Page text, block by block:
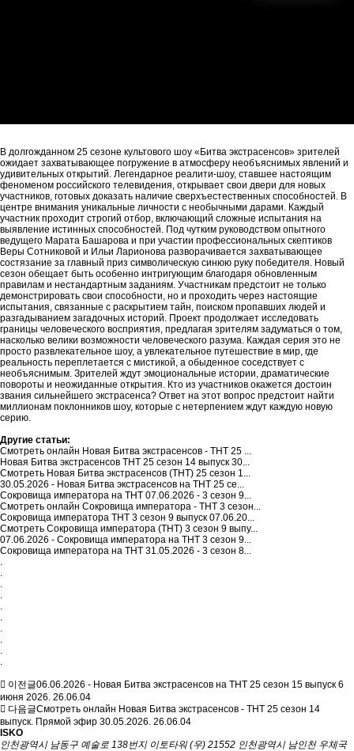
В долгожданном 25 сезоне культового шоу «Битва экстрасенсов» зрителей
ожидает захватывающее погружение в атмосферу необъяснимых явлений и
удивительных открытий. Легендарное реалити-шоу, ставшее настоящим
феноменом российского телевидения, открывает свои двери для новых
участников, готовых доказать наличие сверхъестественных способностей. В
центре внимания уникальные личности с необычными дарами. Каждый
участник проходит строгий отбор, включающий сложные испытания на
выявление истинных способностей. Под чутким руководством опытного
ведущего Марата Башарова и при участии профессиональных скептиков
Веры Сотниковой и Ильи Ларионова разворачивается захватывающее
состязание за главный приз символическую синюю руку победителя. Новый
сезон обещает быть особенно интригующим благодаря обновленным
правилам и нестандартным заданиям. Участникам предстоит не только
демонстрировать свои способности, но и проходить через настоящие
испытания, связанные с раскрытием тайн, поиском пропавших людей и
разгадыванием загадочных историй. Проект продолжает исследовать
границы человеческого восприятия, предлагая зрителям задуматься о том,
насколько велики возможности человеческого разума. Каждая серия это не
просто развлекательное шоу, а увлекательное путешествие в мир, где
реальность переплетается с мистикой, а обыденное соседствует с
необъяснимым. Зрителей ждут эмоциональные истории, драматические
повороты и неожиданные открытия. Кто из участников окажется достоин
звания сильнейшего экстрасенса? Ответ на этот вопрос предстоит найти
миллионам поклонников шоу, которые с нетерпением ждут каждую новую
серию.
Другие статьи:
Смотреть онлайн Новая Битва экстрасенсов - ТНТ 25 ...
Новая Битва экстрасенсов ТНТ 25 сезон 14 выпуск 30...
Смотреть Новая Битва экстрасенсов (ТНТ) 25 сезон 1...
30.05.2026 - Новая Битва экстрасенсов на ТНТ 25 се...
Сокровища императора на ТНТ 07.06.2026 - 3 сезон 9...
Смотреть онлайн Сокровища императора - ТНТ 3 сезон...
Сокровища императора ТНТ 3 сезон 9 выпуск 07.06.20...
Смотреть Сокровища императора (ТНТ) 3 сезон 9 выпу...
07.06.2026 - Сокровища императора на ТНТ 3 сезон 9...
Сокровища императора на ТНТ 31.05.2026 - 3 сезон 8...
.
.
.
.
.
.
.
.
.
.
이전글06.06.2026 - Новая Битва экстрасенсов на ТНТ 25 сезон 15 выпуск 6
июня 2026. 26.06.04
다음글Смотреть онлайн Новая Битва экстрасенсов - ТНТ 25 сезон 14
выпуск. Прямой эфир 30.05.2026. 26.06.04
ISKO
인천광역시 남동구 예술로 138번지 이토타워 (우) 21552 인천광역시 남인천 우체국